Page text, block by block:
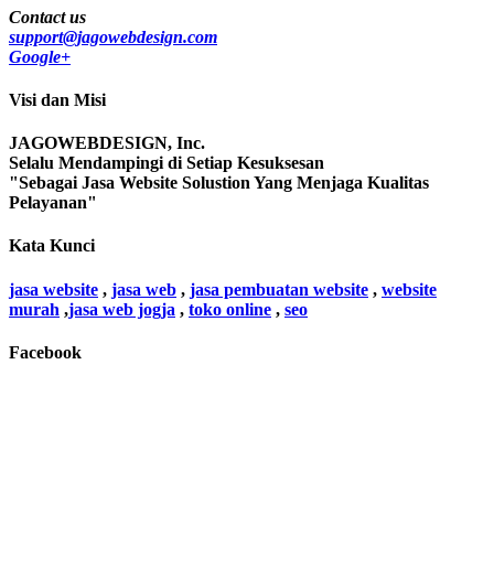
Contact us
support@jagowebdesign.com
Google+
Visi dan Misi
JAGOWEBDESIGN, Inc.
Selalu Mendampingi di Setiap Kesuksesan
"Sebagai Jasa Website Solustion Yang Menjaga Kualitas
Pelayanan"
Kata Kunci
jasa website , jasa web , jasa pembuatan website , website
murah ,jasa web jogja , toko online , seo
Facebook